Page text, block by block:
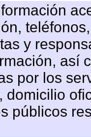
y
así
por los
domicilio
públicos